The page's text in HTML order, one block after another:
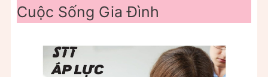
Cuộc Sống Gia Đình